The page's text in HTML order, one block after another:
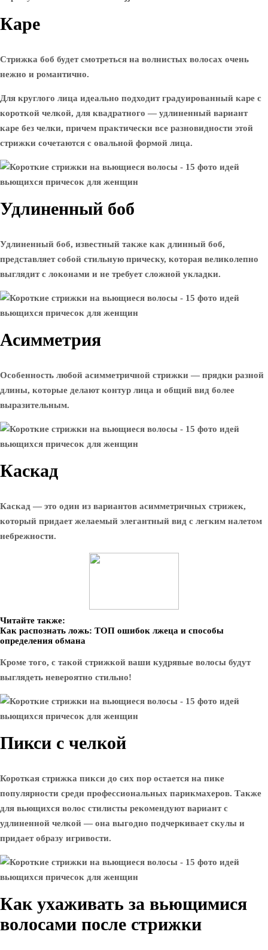
Каре
Стрижка боб будет смотреться на волнистых волосах очень
нежно и романтично.
Для круглого лица идеально подходит градуированный каре с
короткой челкой, для квадратного — удлиненный вариант
каре без челки, причем практически все разновидности этой
стрижки сочетаются с овальной формой лица.
Удлиненный боб
Удлиненный боб, известный также как длинный боб,
представляет собой стильную прическу, которая великолепно
выглядит с локонами и не требует сложной укладки.
Асимметрия
Особенность любой асимметричной стрижки — прядки разной
длины, которые делают контур лица и общий вид более
выразительным.
Каскад
Каскад — это один из вариантов асимметричных стрижек,
который придает желаемый элегантный вид с легким налетом
небрежности.
Читайте также:
Как распознать ложь: ТОП ошибок лжеца и способы
определения обмана
Кроме того, с такой стрижкой ваши кудрявые волосы будут
выглядеть невероятно стильно!
Пикси с челкой
Короткая стрижка пикси до сих пор остается на пике
популярности среди профессиональных парикмахеров. Также
для вьющихся волос стилисты рекомендуют вариант с
удлиненной челкой — она ​​выгодно подчеркивает скулы и
придает образу игривости.
Как ухаживать за вьющимися
волосами после стрижки